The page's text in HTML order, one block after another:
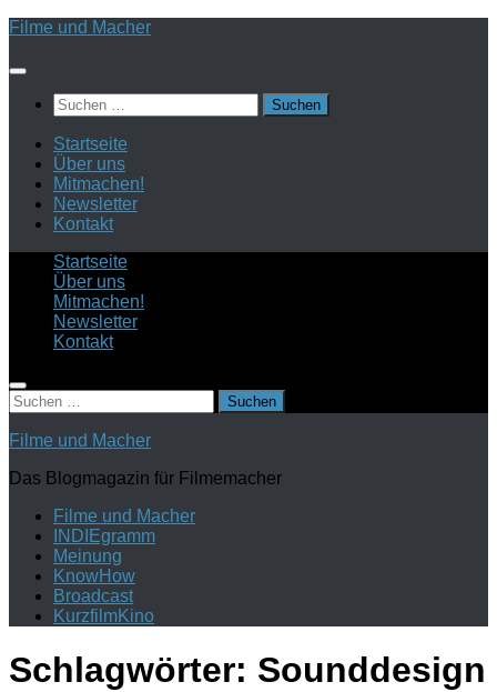
Zum
springen
Filme und Macher
Suchen
nach:
Startseite
Über uns
Mitmachen!
Newsletter
Kontakt
Startseite
Über uns
Mitmachen!
Newsletter
Kontakt
Suchen
nach:
Filme und Macher
Das Blogmagazin für Filmemacher
Filme und Macher
INDIEgramm
Meinung
KnowHow
Broadcast
KurzfilmKino
Schlagwörter: Sounddesign